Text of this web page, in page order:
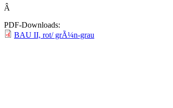
Â
PDF-Downloads:
BAU II, rot/ grÃ¼n-grau